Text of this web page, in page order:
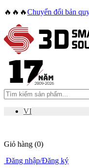
🔥🔥🔥Chuyển đổi bản
VI
Giỏ hàng (0)
Đăng nhập/Đăng ký